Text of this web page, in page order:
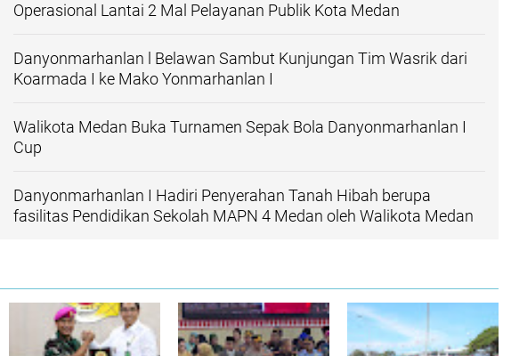
Operasional Lantai 2 Mal Pelayanan Publik Kota Medan
Danyonmarhanlan l Belawan Sambut Kunjungan Tim Wasrik dari
Koarmada I ke Mako Yonmarhanlan I
Walikota Medan Buka Turnamen Sepak Bola Danyonmarhanlan I
Cup
Danyonmarhanlan I Hadiri Penyerahan Tanah Hibah berupa
fasilitas Pendidikan Sekolah MAPN 4 Medan oleh Walikota Medan